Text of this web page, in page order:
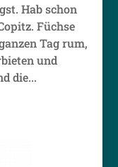
Hab schon
Füchse
Tag rum,
und
die...